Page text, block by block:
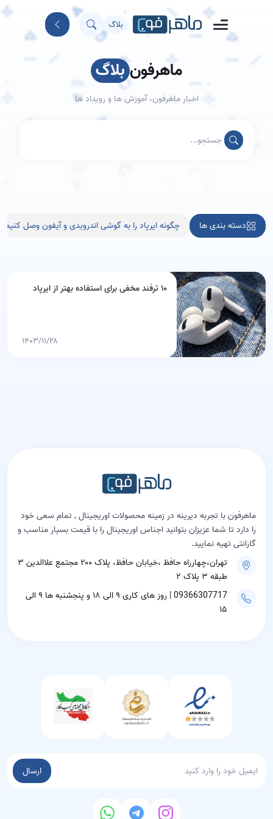
بلاگ
ماهرفون بلاگ
اخبار ماهرفون، آموزش ها و رویداد ها
دسته بندی ها چگونه ایرپاد را به گوشی اندرویدی و آیفون وصل کنیم
۱۰ ترفند مخفی برای استفاده بهتر از ایرپاد
۱۴۰۳/۱۱/۲۸
ماهرفون با تجربه دیرینه در زمینه محصولات اوریجینال , تمام سعی خود
را دارد تا شما عزیزان بتوانید اجناس اوریجینال را با قیمت بسیار مناسب و
گارانتی تهیه نمایید.
تهران،چهارراه حافظ ،خیابان حافظ، پلاک ۲۰۰ مجتمع علاالدین ۳
طبقه ۳ پلاک ۲
09366307717 | روز های کاری ۹ الی ۱۸ و پنجشنبه ها ۹ الی
۱۵
ارسال